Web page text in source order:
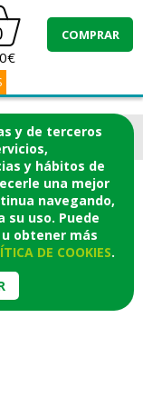
y de terceros
y hábitos de
una mejor
navegando,
su uso. Puede
obtener más
DE COOKIES.
COMPRAR